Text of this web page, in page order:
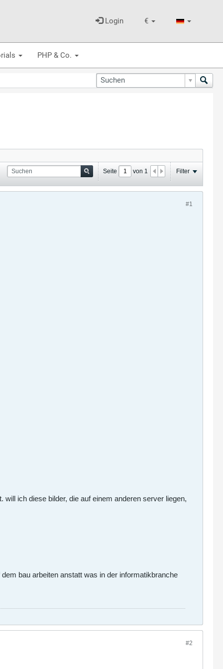
€
Login
PHP & Co.
Seite von 1 Filter
#1
ich diese bilder, die auf einem anderen server liegen,
bau arbeiten anstatt was in der informatikbranche
#2